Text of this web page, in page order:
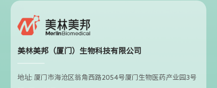
美林美邦（厦门）生物科技有限公司
地址: 厦门市海沧区翁角西路2054号厦门生物医药产业园3号